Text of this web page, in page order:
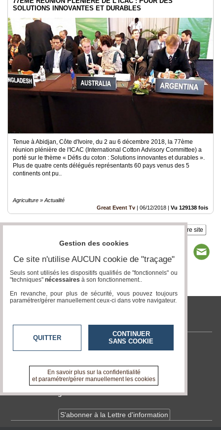
SOLUTIONS INNOVANTES ET DURABLES
Tenue à Abidjan, Côte d'Ivoire, du 2 au 6 décembre 2018, la 77ème
réunion plénière de l'ICAC (International Cotton Advisory Committee) a
porté sur le thème « Défis du coton : Solutions innovantes et durables ».
Plus de quatre cents délégués représentants 60 pays venus des 5
continents ont pu..
Agriculture » Actualité
Great Event Tv | 06/12/2018 | Vu 129138 fois
Insérez sur votre site
tvlocale.fr
Contactez-nous
A propos de tvlocale.fr
Devenir délégué
S'abonner à la Lettre d'information
Gestion des cookies
Ce site n'utilise AUCUN cookie de "traçage"
Seuls sont utilisés les dispositifs qualifiés de "fonctionnels" ou
"techniques" nécessaires à son fonctionnement..
En revanche, pour plus de sécurité, vous pouvez toujours
paramétrer/gérer manuellement ceux-ci dans votre navigateur.
QUITTER
CONTINUER
SANS COOKIE
En savoir plus sur la confidentialité
et paramétrer/gérer manuellement les cookies